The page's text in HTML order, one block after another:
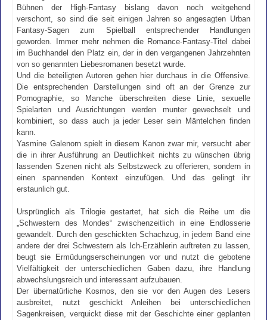
Bühnen der High-Fantasy bislang davon noch weitgehend
verschont, so sind die seit einigen Jahren so angesagten Urban
Fantasy-Sagen zum Spielball entsprechender Handlungen
geworden. Immer mehr nehmen die Romance-Fantasy-Titel dabei
im Buchhandel den Platz ein, der in den vergangenen Jahrzehnten
von so genannten Liebesromanen besetzt wurde.
Und die beteiligten Autoren gehen hier durchaus in die Offensive.
Die entsprechenden Darstellungen sind oft an der Grenze zur
Pornographie, so Manche überschreiten diese Linie, sexuelle
Spielarten und Ausrichtungen werden munter gewechselt und
kombiniert, so dass auch ja jeder Leser sein Mäntelchen finden
kann.
Yasmine Galenorn spielt in diesem Kanon zwar mir, versucht aber
die in ihrer Ausführung an Deutlichkeit nichts zu wünschen übrig
lassenden Szenen nicht als Selbstzweck zu offerieren, sondern in
einen spannenden Kontext einzufügen. Und das gelingt ihr
erstaunlich gut.
Ursprünglich als Trilogie gestartet, hat sich die Reihe um die
„Schwestern des Mondes“ zwischenzeitlich in eine Endlosserie
gewandelt. Durch den geschickten Schachzug, in jedem Band eine
andere der drei Schwestern als Ich-Erzählerin auftreten zu lassen,
beugt sie Ermüdungserscheinungen vor und nutzt die gebotene
Vielfältigkeit der unterschiedlichen Gaben dazu, ihre Handlung
abwechslungsreich und interessant aufzubauen.
Der übernatürliche Kosmos, den sie vor den Augen des Lesers
ausbreitet, nutzt geschickt Anleihen bei unterschiedlichen
Sagenkreisen, verquickt diese mit der Geschichte einer geplanten